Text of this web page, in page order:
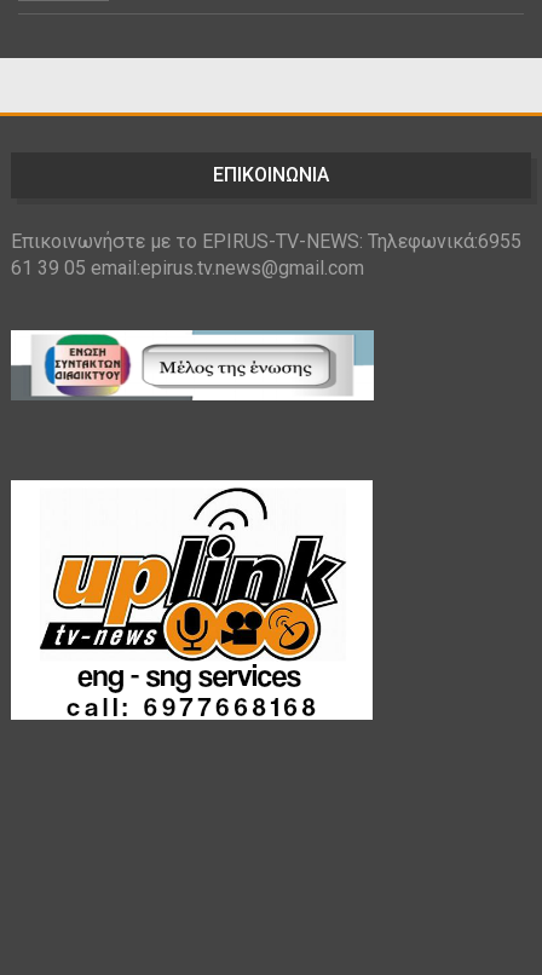
ΕΠΙΚΟΙΝΩΝΙΑ
Επικοινωνήστε με το EPIRUS-TV-NEWS: Τηλεφωνικά:6955
61 39 05 email:epirus.tv.news@gmail.com